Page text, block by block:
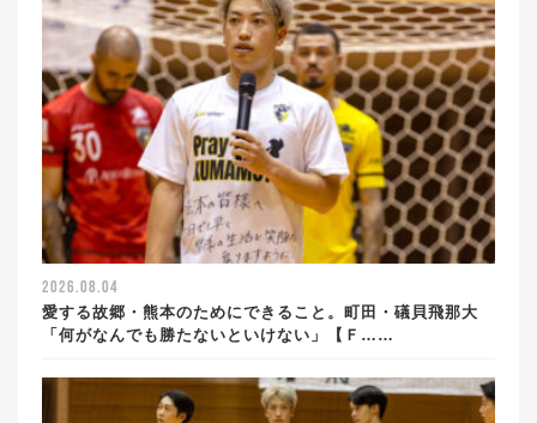
2026.08.04
愛する故郷・熊本のためにできること。町田・礒貝飛那大
「何がなんでも勝たないといけない」【Ｆ……